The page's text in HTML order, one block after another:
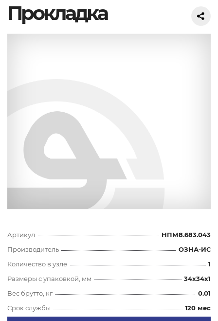
Прокладка
Артикул
НПМ8.683.043
Производитель
ОЗНА-ИС
Количество в узле
1
Размеры с упаковкой, мм
34x34x1
Вес брутто, кг
0.01
Срок службы
120 мес